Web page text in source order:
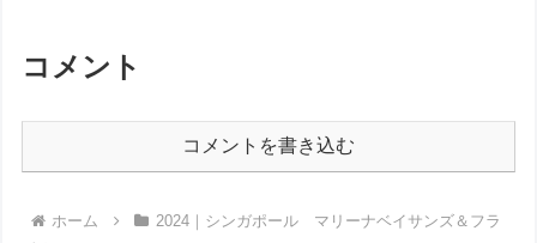
コメント
コメントを書き込む
ホーム
2024｜シンガポール マリーナベイサンズ＆フラ